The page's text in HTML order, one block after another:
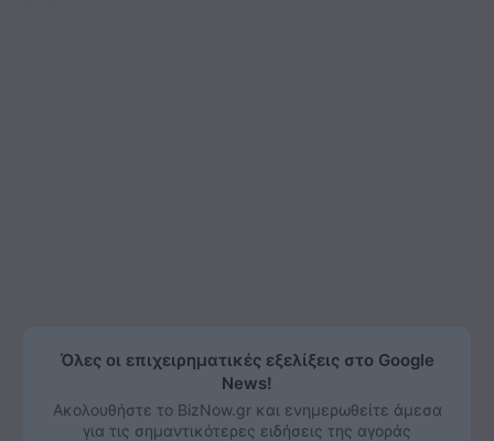
Όλες οι επιχειρηματικές εξελίξεις στο Google
News!
Ακολουθήστε το BizNow.gr και ενημερωθείτε άμεσα
για τις σημαντικότερες ειδήσεις της αγοράς